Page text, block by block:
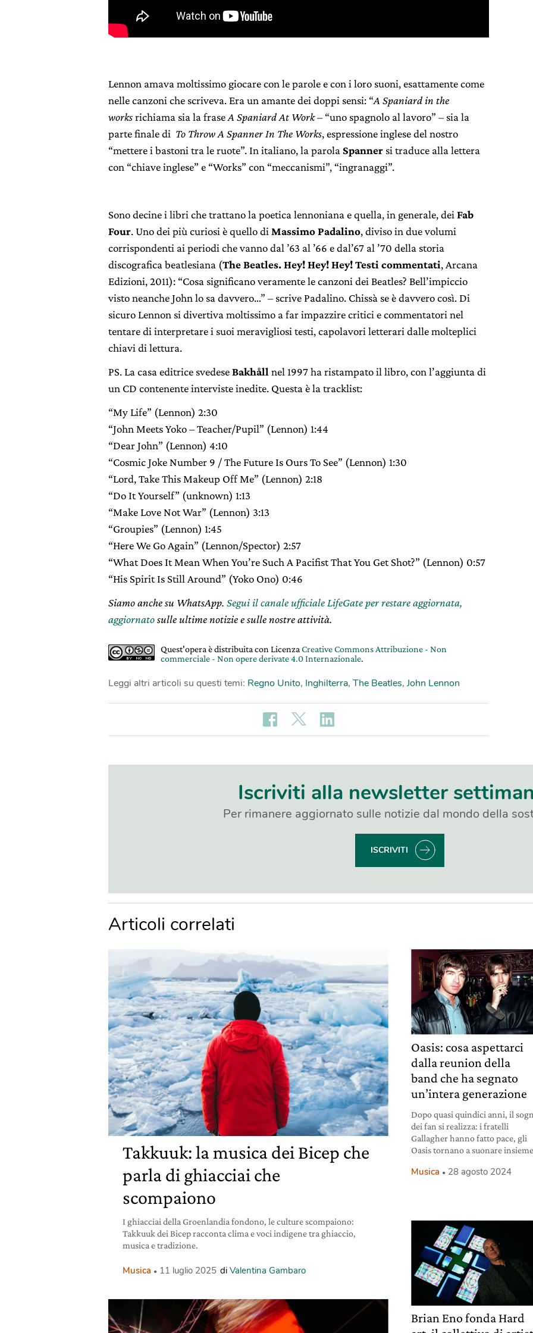
Lennon amava moltissimo giocare con le parole e con i loro suoni, esattamente come
nelle canzoni che scriveva. Era un amante dei doppi sensi: “A Spaniard in the
worksrichiama sia la fraseA Spaniard At Work– “uno spagnolo al lavoro” – sia la
parte finale di To Throw A Spanner In The Works, espressione inglese del nostro
“mettere i bastoni tra le ruote”. In italiano, la parola Spanner si traduce alla lettera
con “chiave inglese” e “Works” con “meccanismi”, “ingranaggi”.
Sono decine i libri che trattano la poetica lennoniana e quella, in generale, dei Fab
Four. Uno dei più curiosi è quello di Massimo Padalino, diviso in due volumi
corrispondenti ai periodi che vanno dal ’63 al ’66 e dal’67 al ’70 della storia
discografica beatlesiana (The Beatles. Hey! Hey! Hey! Testi commentati, Arcana
Edizioni, 2011): “Cosa significano veramente le canzoni dei Beatles? Bell’impiccio
visto neanche John lo sa davvero…” – scrive Padalino. Chissà se è davvero così. Di
sicuro Lennon si divertiva moltissimo a far impazzire critici e commentatori nel
tentare di interpretare i suoi meravigliosi testi, capolavori letterari dalle molteplici
chiavi di lettura.
PS. La casa editrice svedeseBakhåll nel 1997 ha ristampato il libro, con l’aggiunta di
un CD contenente interviste inedite. Questa è la tracklist:
“My Life” (Lennon) 2:30
“John Meets Yoko – Teacher/Pupil” (Lennon) 1:44
“Dear John” (Lennon) 4:10
“Cosmic Joke Number 9 / The Future Is Ours To See” (Lennon) 1:30
“Lord, Take This Makeup Off Me” (Lennon) 2:18
“Do It Yourself” (unknown) 1:13
“Make Love Not War” (Lennon) 3:13
“Groupies” (Lennon) 1:45
“Here We Go Again” (Lennon/Spector) 2:57
“What Does It Mean When You’re Such A Pacifist That You Get Shot?” (Lennon) 0:57
“His Spirit Is Still Around” (Yoko Ono) 0:46
Siamo anche su WhatsApp. Segui il canale ufficiale LifeGate per restare aggiornata,
aggiornatosulle ultime notizie e sulle nostre attività.
Quest'opera è distribuita con Licenza Creative Commons Attribuzione - Non
commerciale - Non opere derivate 4.0 Internazionale.
Leggi altri articoli su questi temi: Regno Unito, Inghilterra, The Beatles, John Lennon
Iscriviti alla newsletter
Per rimanere aggiornato sulle notizie dal mondo della
ISCRIVITI
Articoli correlati
Takkuuk: la musica dei Bicep che
parla di ghiacciai che
scompaiono
I ghiacciai della Groenlandia fondono, le culture scompaiono:
Takkuuk dei Bicep racconta clima e voci indigene tra ghiaccio,
musica e tradizione.
Musica 11 luglio 2025 di Valentina Gambaro
Oasis: cosa aspettarci
dalla reunion della
band che ha segnato
un’intera generazione
Dopo quasi quindici anni, il
dei fan si realizza: i fratelli
Gallagher hanno fatto pace, gli
Oasis tornano a suonare
Musica 28 agosto 2024
Brian Eno fonda Hard